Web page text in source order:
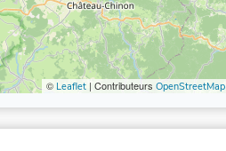
© Leaflet | Contributeurs OpenStreetMap